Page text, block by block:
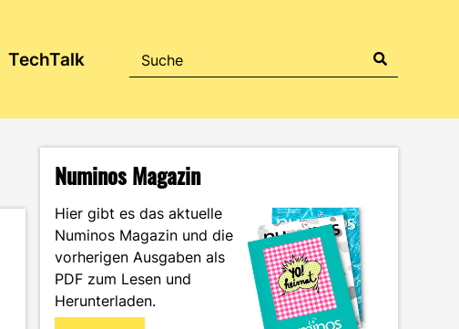
TechTalk
Numinos Magazin
Hier gibt es das aktuelle
Numinos Magazin und die
vorherigen Ausgaben als
PDF zum Lesen und
Herunterladen.